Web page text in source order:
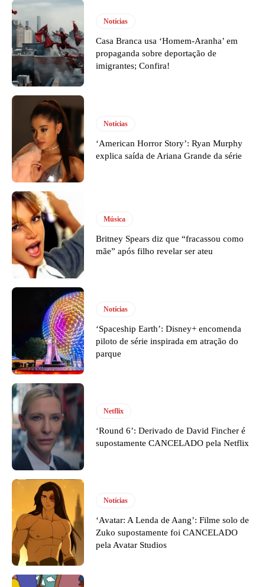
Notícias
Casa Branca usa ‘Homem-Aranha’ em
propaganda sobre deportação de
imigrantes; Confira!
Notícias
‘American Horror Story’: Ryan Murphy
explica saída de Ariana Grande da série
Música
Britney Spears diz que “fracassou como
mãe” após filho revelar ser ateu
Notícias
‘Spaceship Earth’: Disney+ encomenda
piloto de série inspirada em atração do
parque
Netflix
‘Round 6’: Derivado de David Fincher é
supostamente CANCELADO pela Netflix
Notícias
‘Avatar: A Lenda de Aang’: Filme solo de
Zuko supostamente foi CANCELADO
pela Avatar Studios